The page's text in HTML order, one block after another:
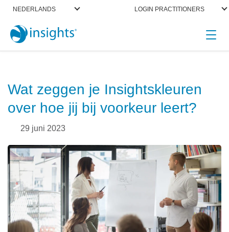
NEDERLANDS LOGIN PRACTITIONERS
Wat zeggen je Insightskleuren
over hoe jij bij voorkeur leert?
29 juni 2023